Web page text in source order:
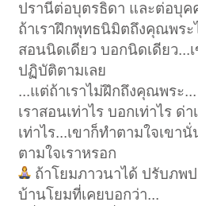
ปรานีต่อบุตรธิดา และต่อบุค
ถ้าเราฝึกพุทธนิมิตถึงคุณพระ
สอนนิดเดียว บอกนิดเดียว...
ปฏิบัติตามเลย
...แต่ถ้าเราไม่ฝึกถึงคุณพระ...
เราสอนเท่าไร บอกเท่าไร ด่า
เท่าไร...เขาก็ทำตามใจเขา
ตามใจเราหรอก
ถ้าโยมภาวนาได้ ปรับภพ
บ้านโยมที่เคยบอกว่า...